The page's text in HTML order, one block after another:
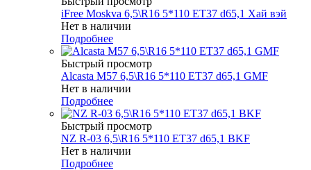
iFree Moskva 6,5\R16 5*110 ET37 d65,1 Хай вэй
Нет в наличии
Подробнее
Быстрый просмотр
Alcasta M57 6,5\R16 5*110 ET37 d65,1 GMF
Нет в наличии
Подробнее
Быстрый просмотр
NZ R-03 6,5\R16 5*110 ET37 d65,1 BKF
Нет в наличии
Подробнее